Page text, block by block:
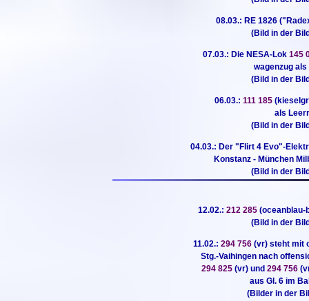
08.03.: RE 1826
(Bild in der
07.03.: Die NESA-Lok 145
wagenzug
(Bild in der
06.03.:111 185
als
(Bild in der
04.03.: Der "Flirt 4 Evo"-
Konstanz - München
(Bild in der
12.02.: 212 285 (oceanblau-
(Bild in der
11.02.: 294 756 (vr) steht mit
Stg.-Vaihingen nach
294 825 (vr) und 294 756
aus Gl. 6 im
(Bilder in der